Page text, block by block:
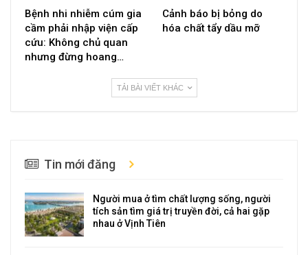
Bệnh nhi nhiễm cúm gia
cầm phải nhập viện cấp
cứu: Không chủ quan
nhưng đừng hoang…
Cảnh báo bị bỏng do
hóa chất tẩy dầu mỡ
TẢI BÀI VIẾT KHÁC
Tin mới đăng
Người mua ở tìm chất lượng sống, người
tích sản tìm giá trị truyền đời, cả hai gặp
nhau ở Vịnh Tiên